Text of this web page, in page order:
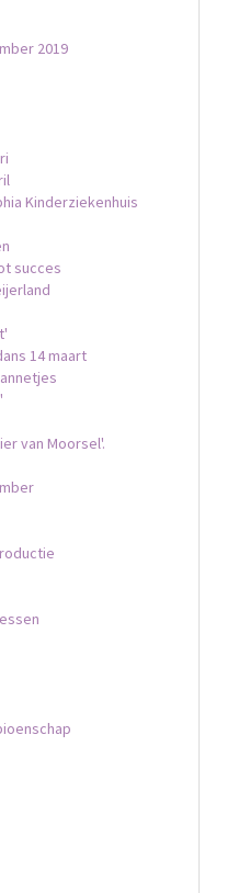
2019
Kinderziekenhuis
succes
14 maart
van Moorsel'.